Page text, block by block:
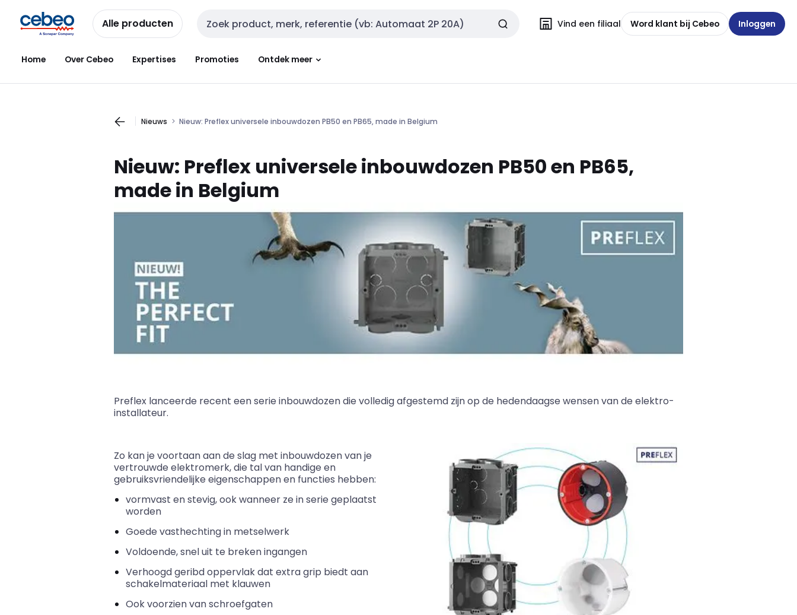
naar
navigatie
naar
inhoud
Alle producten Zoekveld invoer Vind een filiaal Word klant bij Cebeo Inloggen
Home Over Cebeo Expertises Promoties Ontdek meer
Nieuws Nieuw: Preflex universele inbouwdozen PB50 en PB65, made in Belgium
Nieuw: Preflex universele inbouwdozen PB50 en PB65,
made in Belgium
Preflex lanceerde recent een serie inbouwdozen die volledig afgestemd zijn op de hedendaagse wensen van de elektro-
installateur.
Zo kan je voortaan aan de slag met inbouwdozen van je
vertrouwde elektromerk, die tal van handige en
gebruiksvriendelijke eigenschappen en functies hebben:
vormvast en stevig, ook wanneer ze in serie geplaatst
worden
Goede vasthechting in metselwerk
Voldoende, snel uit te breken ingangen
Verhoogd geribd oppervlak dat extra grip biedt aan
schakelmateriaal met klauwen
Ook voorzien van schroefgaten